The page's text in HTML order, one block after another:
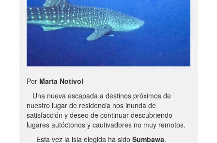
Por Marta Notivol
Una nueva escapada a destinos próximos de
nuestro lugar de residencia nos inunda de
satisfacción y deseo de continuar descubriendo
lugares autóctonos y cautivadores no muy remotos.
Esta vez la isla elegida ha sido Sumbawa.